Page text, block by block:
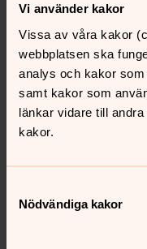
Vi använder kakor
Vissa av våra kakor
webbplatsen ska
analys och kakor som
samt kakor som
länkar vidare till
kakor.
Nödvändiga kakor
Linköpings